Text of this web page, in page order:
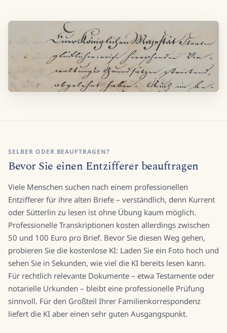
SELBER ODER BEAUFTRAGEN?
Bevor Sie einen Entzifferer beauftragen
Viele Menschen suchen nach einem professionellen
Entzifferer für ihre alten Briefe – verständlich, denn Kurrent
oder Sütterlin zu lesen ist ohne Übung kaum möglich.
Professionelle Transkriptionen kosten allerdings zwischen
50 und 100 Euro pro Brief. Bevor Sie diesen Weg gehen,
probieren Sie die kostenlose KI: Laden Sie ein Foto hoch und
sehen Sie in Sekunden, wie viel die KI bereits lesen kann.
Für rechtlich relevante Dokumente – etwa Testamente oder
notarielle Urkunden – bleibt eine professionelle Prüfung
sinnvoll. Für den Großteil Ihrer Familienkorrespondenz
liefert die KI aber einen sehr guten Ausgangspunkt.